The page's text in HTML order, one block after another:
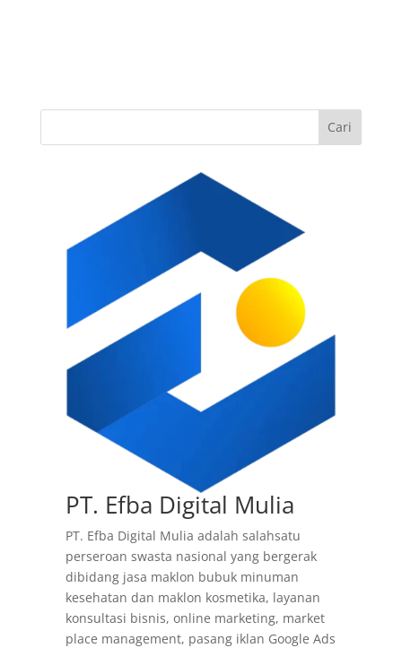
Cari
PT. Efba Digital Mulia
PT. Efba Digital Mulia adalah salahsatu
perseroan swasta nasional yang bergerak
dibidang jasa maklon bubuk minuman
kesehatan dan maklon kosmetika, layanan
konsultasi bisnis, online marketing, market
place management, pasang iklan Google Ads